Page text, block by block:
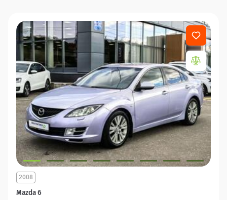
Mazda 6
2008